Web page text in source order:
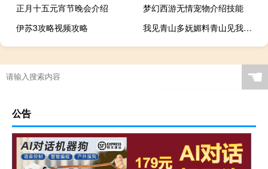
正月十五元宵节晚会介绍
梦幻西游无情宠物介绍技能
伊苏3攻略视频攻略
我见青山多妩媚料青山见我应如是什么意思（我见青山多妩媚料青山见我应如是）
☚
公告